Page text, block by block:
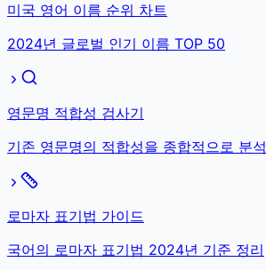
미국 영어 이름 순위 차트
2024년 글로벌 인기 이름 TOP 50
영문명 적합성 검사기
기존 영문명의 적합성을 종합적으로 분석
로마자 표기법 가이드
국어의 로마자 표기법 2024년 기준 정리